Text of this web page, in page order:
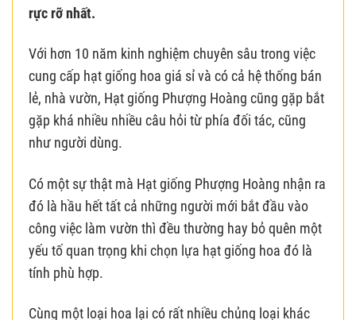
rực rỡ nhất.
Với hơn 10 năm kinh nghiệm chuyên sâu trong việc
cung cấp hạt giống hoa giá sỉ và có cả hệ thống bán
lẻ, nhà vườn, Hạt giống Phượng Hoàng cũng gặp bắt
gặp khá nhiều nhiều câu hỏi từ phía đối tác, cũng
như người dùng.
Có một sự thật mà Hạt giống Phượng Hoàng nhận ra
đó là hầu hết tất cả những người mới bắt đầu vào
công việc làm vườn thì đều thường hay bỏ quên một
yếu tố quan trọng khi chọn lựa hạt giống hoa đó là
tính phù hợp.
Cùng một loại hoa lại có rất nhiều chủng loại khác